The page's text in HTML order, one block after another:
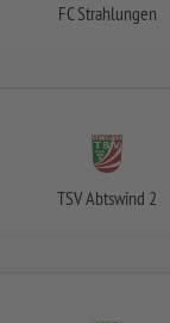
FC Strahlungen
TSV Abtswind 2